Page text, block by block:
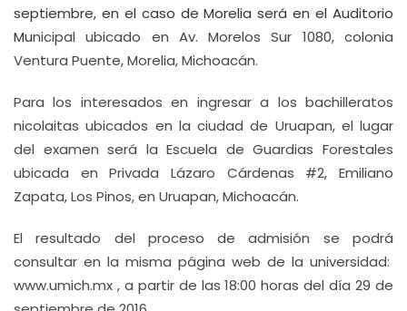
septiembre, en el caso de Morelia será en el Auditorio
Municipal ubicado en Av. Morelos Sur 1080, colonia
Ventura Puente, Morelia, Michoacán.
Para los interesados en ingresar a los bachilleratos
nicolaitas ubicados en la ciudad de Uruapan, el lugar
del examen será la Escuela de Guardias Forestales
ubicada en Privada Lázaro Cárdenas #2, Emiliano
Zapata, Los Pinos, en Uruapan, Michoacán.
El resultado del proceso de admisión se podrá
consultar en la misma página web de la universidad:
www.umich.mx , a partir de las 18:00 horas del día 29 de